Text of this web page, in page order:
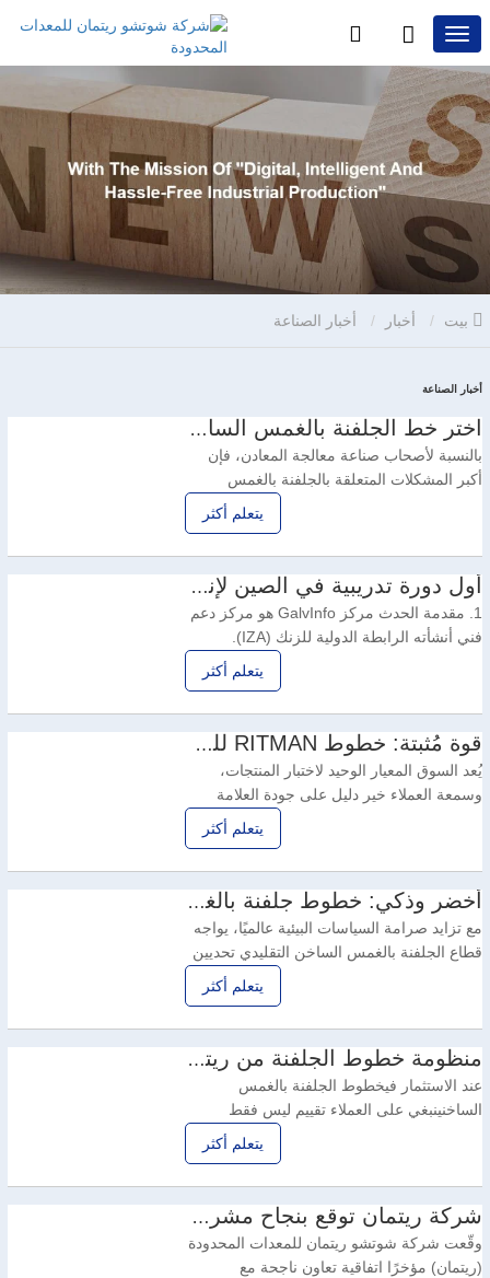
أخبار
أخبار الصناعة
اختر خط الجلفنة بالغمس الساخن المناسب، ووفر الوقت والمال – شركة ريتمان للمعدات تفهم احتياجات الأعمال حقًا
بالنسبة لأصحاب صناعة معالجة المعادن، فإن
أكبر المشكلات المتعلقة بالجلفنة بالغمس
الساخن هي ضعف القدرة على التكيف، وبطء
بدء الإنتاج، ومواطن الخلل التشغيلية المتكررة.
بك لا يتطابق مع قطع العمل الخاصة بك أو أن
التركيب والتشغيل يستغرق وقتًا طويلاً ويؤخر
تحقيق
يتعلم أكثر
أول دورة تدريبية في الصين لإنتاج صفائح الجلفنة بالغمس الساخن عالية الجودة من GalvInfo
1. مقدمة الحدث مركز GalvInfo هو مركز دعم
فني أنشأته الرابطة الدولية للزنك (IZA).
وباعتباره منصة عالمية رئيسية لتبادل تقنيات
الجلفنة، فإنه يقدم خدمات فنية متخصصة
تعزيز مواءمة المعايير الفنية الصناعية مع
يُقيم مركز
يتعلم أكثر
قوة مُثبتة: خطوط RITMAN للجلفنة بالغمس الساخن من أجل بدء تشغيل عالي الكفاءة.
يُعد السوق المعيار الوحيد لاختبار المنتجات،
وسمعة العملاء خير دليل على جودة العلامة
التجارية. بفضل الأداء المستقر، والكفاءة العالية،
والخدمات الشاملة، اكتسبت خطوط الجلفنة
السوق العالمية. من مصانع المعالجة المحلية
الصغيرة والمتوسطة إلى الشركات العالمية
الرائدة
يتعلم أكثر
أخضر وذكي: خطوط جلفنة بالغمس الساخن من ريتمان لتحقيق الكفاءة البيئية
مع تزايد صرامة السياسات البيئية عالميًا، يواجه
قطاع الجلفنة بالغمس الساخن التقليدي تحديين
رئيسيين: رفع مستوى الطاقة الإنتاجية والتحول
الأخضر. وتماشيًا مع توجهات الصناعة العالمية،
متقدمة لإنشاء خطوط جلفنة بالغمس الساخن
صديقة للبيئة، تجمع بين كفاءة الإنتاج
يتعلم أكثر
منظومة خطوط الجلفنة من ريتمان: خدمات دورة كاملة ومواد كيميائية متخصصة حسب الطلب
عند الاستثمار فيخطوط الجلفنة بالغمس
الساخنينبغي على العملاء تقييم ليس فقط
جودةمعدات الجلفنةبل وأيضًا خدمات ما بعد
البيع الاحترافية وحلول الدعم الشاملة. وكسرًا
الأولوية للمبيعات على حساب خدمات ما بعد
البيع،ريتمانلقد أنشأنا نظامًا بيئيًا متكاملًا يضم
خطوط
يتعلم أكثر
شركة ريتمان توقع بنجاح مشروع معدات الجلفنة بالغمس الساخن مع مجموعة مار البرازيلية
وقّعت شركة شوتشو ريتمان للمعدات المحدودة
(ريتمان) مؤخرًا اتفاقية تعاون ناجحة مع